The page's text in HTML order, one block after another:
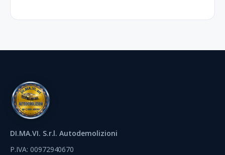
DI.MA.VI. S.r.l. Autodemolizioni
P.IVA: 00972940670